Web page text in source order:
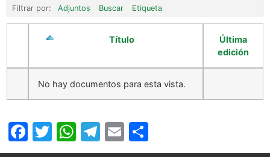
Filtrar por:
Adjuntos Buscar Etiqueta
Título
Última
edición
No hay documentos para esta vista.
Facebook
Twitter
WhatsApp
Telegram
Email